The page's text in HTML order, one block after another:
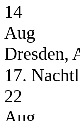
14
Aug
Dresden,
17.
22